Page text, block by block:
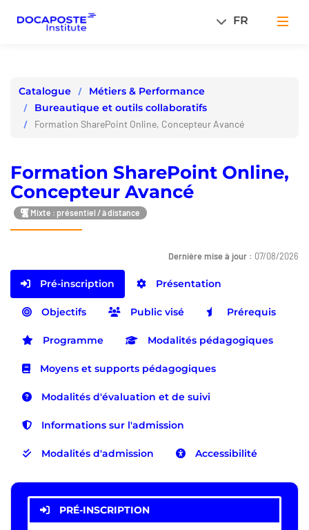
FR
Catalogue
Métiers & Performance
Bureautique et outils collaboratifs
Formation SharePoint Online, Concepteur Avancé
Formation SharePoint Online,
Concepteur Avancé
Mixte : présentiel / à distance
Dernière mise à jour : 07/08/2026
Pré-inscription Présentation
Objectifs Public visé Prérequis
Programme Modalités pédagogiques
Moyens et supports pédagogiques
Modalités d'évaluation et de suivi
Informations sur l'admission
Modalités d'admission Accessibilité
PRÉ-INSCRIPTION